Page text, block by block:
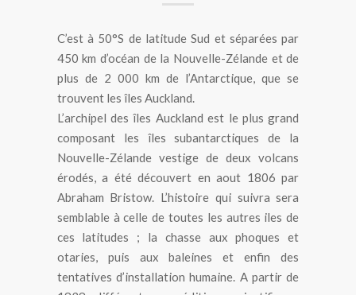
C’est à 50°S de latitude Sud et séparées par
450 km d’océan de la Nouvelle-Zélande et de
plus de 2 000 km de l’Antarctique, que se
trouvent les îles Auckland.
L’archipel des îles Auckland est le plus grand
composant les îles subantarctiques de la
Nouvelle-Zélande vestige de deux volcans
érodés, a été découvert en aout 1806 par
Abraham Bristow. L’histoire qui suivra sera
semblable à celle de toutes les autres iles de
ces latitudes ; la chasse aux phoques et
otaries, puis aux baleines et enfin des
tentatives d’installation humaine. A partir de